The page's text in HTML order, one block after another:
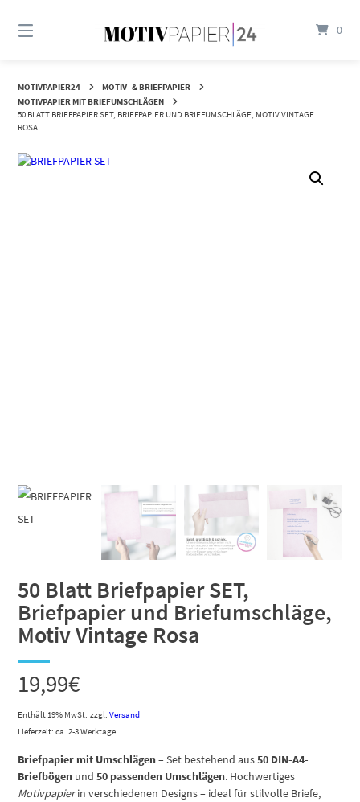
zum
0
MOTIVPAPIER24
MOTIV- & BRIEFPAPIER
MOTIVPAPIER MIT BRIEFUMSCHLÄGEN
50 BLATT BRIEFPAPIER SET, BRIEFPAPIER UND BRIEFUMSCHLÄGE, MOTIV VINTAGE
ROSA
50 Blatt Briefpapier SET,
Briefpapier und Briefumschläge,
Motiv Vintage Rosa
19,99€
Enthält 19% MwSt. zzgl.Versand
Lieferzeit: ca. 2-3 Werktage
Briefpapier mit Umschlägen– Set bestehend aus50 DIN-A4-
Briefbögen und50 passenden Umschlägen. Hochwertiges
Motivpapierin verschiedenen Designs – ideal für stilvolle Briefe,